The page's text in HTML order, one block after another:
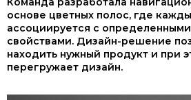
основе цветных полос, где
ассоциируется с
свойствами. Дизайн-решение
находить нужный продукт и при
перегружает дизайн.